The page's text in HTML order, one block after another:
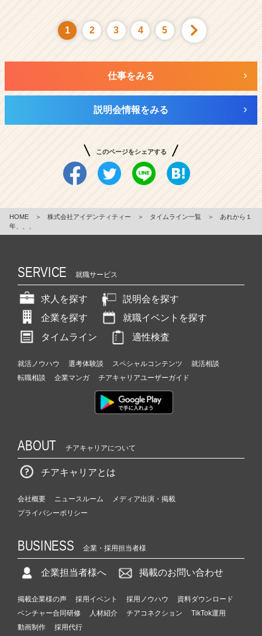
1 2 3 4 5
仕事をみる
説明会情報をみる
このページをシェアする
HOME ＞ 株式会社アイデンティティー ＞ タイムライン一覧 ＞
あれから１
年、、、
SERVICE 就職サービス
求人を探す
説明会を探す
企業を探す
就職イベントを探す
タイムライン
適性検査
就活ノウハウ 選考体験談 スペシャルコンテンツ
就活相談
転職相談
企業マンガ チアキャリアユーザーガイド
ABOUT チアキャリアについて
チアキャリアとは
会社概要 ニュースルーム
メディア出演・掲載
プライバシーポリシー
BUSINESS 企業・採用担当者様
企業担当者様へ 掲載のお問い合わせ
掲載企業様の声 採用イベント 採用ノウハウ
資料ダウンロード
ベンチャー合同研修
人材紹介 チアコネクション
TikTok運用
動画制作
採用代行